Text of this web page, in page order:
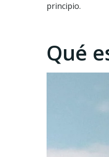
principio.
Qué